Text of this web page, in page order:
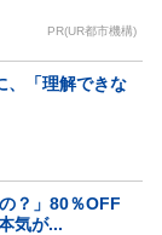
PR(UR都市機構)
、「理解できな
？」80％OFF
気が...